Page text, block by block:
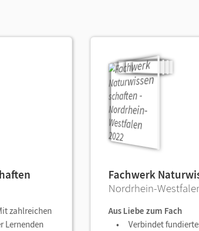
zahlreichen
Lernenden
Fachwerk
Nordrhein-
Aus Liebe zum Fach
Verbindet